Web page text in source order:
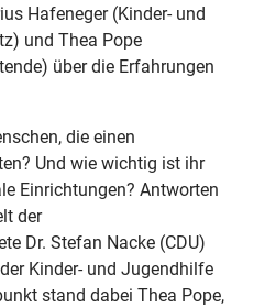
Hafeneger (Kinder- und
und Thea Pope
über die Erfahrungen
die einen
Und wie wichtig ist ihr
Einrichtungen? Antworten
der
Dr. Stefan Nacke (CDU)
Kinder- und Jugendhilfe
stand dabei Thea Pope,